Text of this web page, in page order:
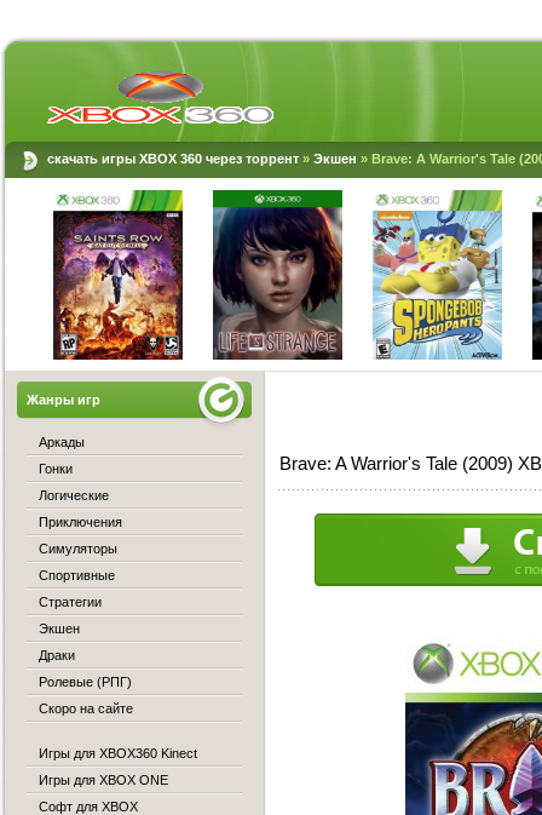
скачать игры XBOX 360 через торрент » Экшен » Brave: A Warrior's Tale
Brave: A Warrior's Tale (2009)
Жанры игр
Аркады
Гонки
Логические
Приключения
Симуляторы
Спортивные
Стратегии
Экшен
Драки
Ролевые (РПГ)
Скоро на сайте
Игры для XBOX360 Kinect
Игры для XBOX ONE
Софт для XBOX